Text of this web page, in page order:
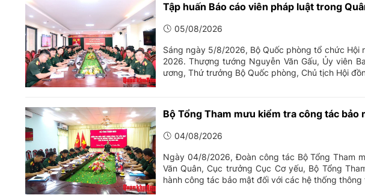
Tập huấn Báo cáo viên pháp luật trong
05/08/2026
Sáng ngày 5/8/2026, Bộ Quốc phòng tổ chức Hội
2026. Thượng tướng Nguyễn Văn Gấu, Ủy viên
ương, Thứ trưởng Bộ Quốc phòng, Chủ tịch Hội
Bộ Tổng Tham mưu kiểm tra công tác
04/08/2026
Ngày 04/8/2026, Đoàn công tác Bộ Tổng Tham
Văn Quân, Cục trưởng Cục Cơ yếu, Bộ Tổng
hành công tác bảo mật đối với các hệ thống